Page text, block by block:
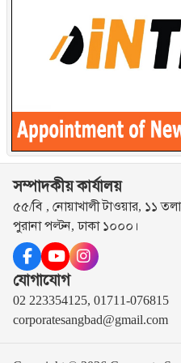
সম্পাদকীয় কার্যালয়
৫৫/বি , নোয়াখালী টাওয়ার, ১১
পুরানা পল্টন, ঢাকা ১০০০।
যোগাযোগ
02 223354125, 01711-076815
corporatesangbad@gmail.com